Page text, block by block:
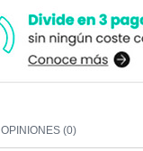
OPINIONES (0)